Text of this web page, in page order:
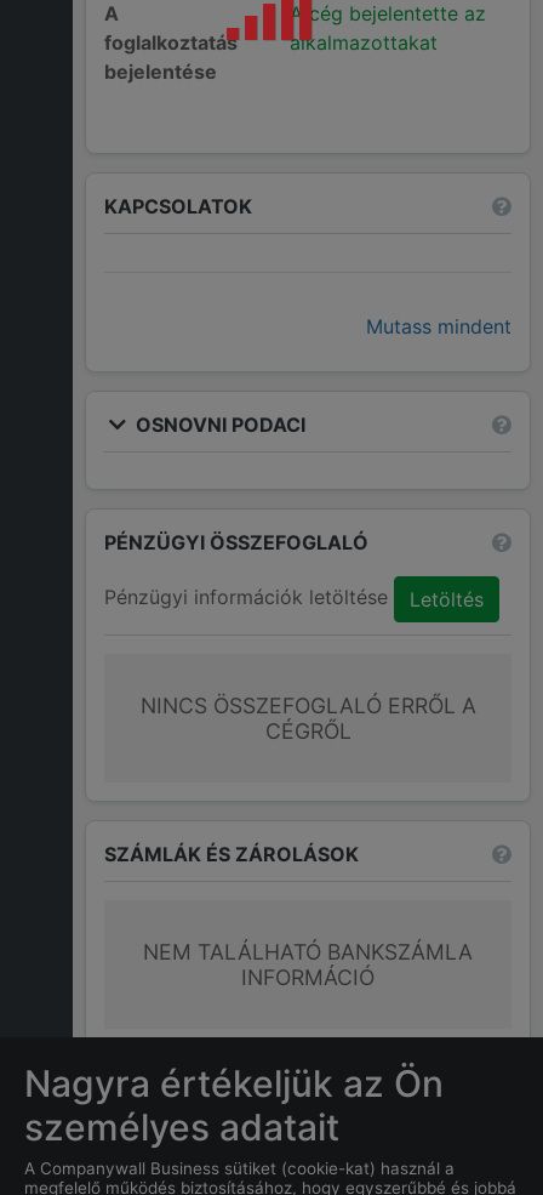
A
foglalkoztatás
bejelentése
A cég bejelentette az
alkalmazottakat
KAPCSOLATOK
Mutass mindent
OSNOVNI PODACI
PÉNZÜGYI ÖSSZEFOGLALÓ
Pénzügyi információk letöltése Letöltés
NINCS ÖSSZEFOGLALÓ ERRŐL A
CÉGRŐL
SZÁMLÁK ÉS ZÁROLÁSOK
NEM TALÁLHATÓ BANKSZÁMLA
INFORMÁCIÓ
GYAKRAN ISMÉTELT KÉRDÉSEK
Nagyra értékeljük az Ön
személyes adatait
A Companywall Business sütiket (cookie-kat) használ a
megfelelő működés biztosításához, hogy egyszerűbbé és jobbá